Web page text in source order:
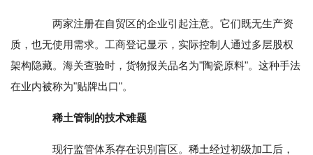
两家注册在自贸区的企业引起注意。它们既无生产资
质，也无使用需求。工商登记显示，实际控制人通过多层股权
架构隐藏。海关查验时，货物报关品名为"陶瓷原料"。这种手法
在业内被称为"贴牌出口"。
稀土管制的技术难题
现行监管体系存在识别盲区。稀土经过初级加工后，